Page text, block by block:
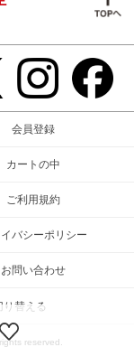
会員登録
カートの中
ご利用規約
バシーポリシー
お問い合わせ
替える
reserved.